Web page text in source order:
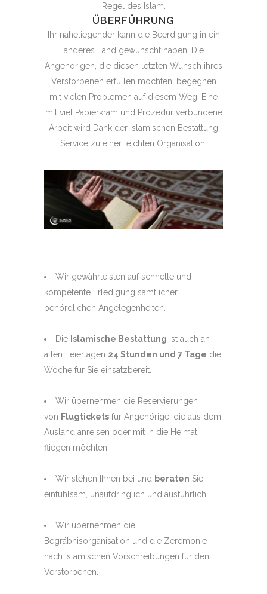
Regel des Islam.
ÜBERFÜHRUNG
Ihr naheliegender kann die Beerdigung in ein
anderes Land gewünscht haben. Die
Angehörigen, die diesen letzten Wunsch ihres
Verstorbenen erfüllen möchten, begegnen
mit vielen Problemen auf diesem Weg. Eine
mit viel Papierkram und Prozedur verbundene
Arbeit wird Dank der islamischen Bestattung
Service zu einer leichten Organisation.
Wir gewährleisten auf schnelle und
kompetente Erledigung sämtlicher
behördlichen Angelegenheiten.
Die Islamische Bestattung ist auch an
allen Feiertagen 24 Stunden und 7 Tage die
Woche für Sie einsatzbereit.
Wir übernehmen die Reservierungen
von Flugtickets für Angehörige, die aus dem
Ausland anreisen oder mit in die Heimat
fliegen möchten.
Wir stehen Ihnen bei und beraten Sie
einfühlsam, unaufdringlich und ausführlich!
Wir übernehmen die
Begräbnisorganisation und die Zeremonie
nach islamischen Vorschreibungen für den
Verstorbenen.